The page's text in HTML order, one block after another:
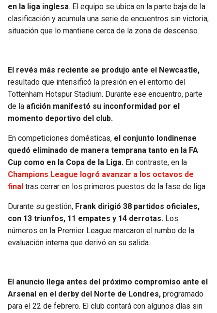
en la liga inglesa. El equipo se ubica en la parte baja de la
clasificación y acumula una serie de encuentros sin victoria,
situación que lo mantiene cerca de la zona de descenso.
El revés más reciente se produjo ante el Newcastle,
resultado que intensificó la presión en el entorno del
Tottenham Hotspur Stadium. Durante ese encuentro, parte
de la afición manifestó su inconformidad por el
momento deportivo del club.
En competiciones domésticas, el conjunto londinense
quedó eliminado de manera temprana tanto en la FA
Cup como en la Copa de la Liga. En contraste, en la
Champions League logró avanzar a los octavos de
final tras cerrar en los primeros puestos de la fase de liga.
Durante su gestión, Frank dirigió 38 partidos oficiales,
con 13 triunfos, 11 empates y 14 derrotas. Los
números en la Premier League marcaron el rumbo de la
evaluación interna que derivó en su salida.
El anuncio llega antes del próximo compromiso ante el
Arsenal en el derby del Norte de Londres, programado
para el 22 de febrero. El club contará con algunos días sin